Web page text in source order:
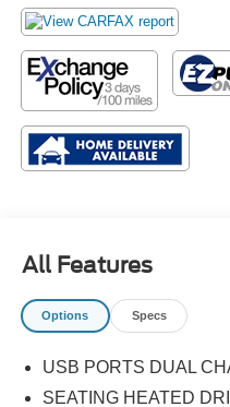
All Features
Options Specs
USB PORTS DUAL
SEATING HEATED